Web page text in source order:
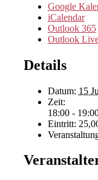
Google
iCalendar
Outlook 365
Outlook
Details
Datum: 15
Zeit:
18:00 -
Eintritt: